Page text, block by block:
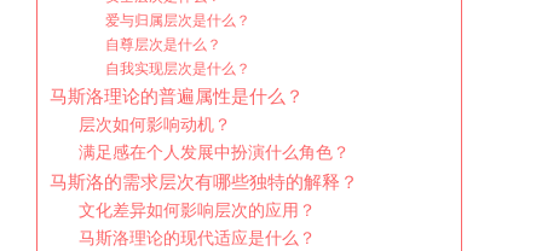
爱与归属层次是什么？
自尊层次是什么？
自我实现层次是什么？
马斯洛理论的普遍属性是什么？
层次如何影响动机？
满足感在个人发展中扮演什么角色？
马斯洛的需求层次有哪些独特的解释？
文化差异如何影响层次的应用？
马斯洛理论的现代适应是什么？